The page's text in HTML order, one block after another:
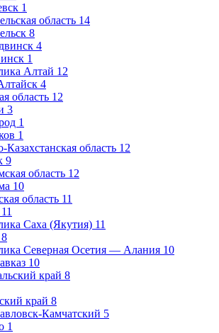
1
область 14
8
4
1
Алтай 12
4
область 12
3
1
1
Казахстанская область 12
9
область 12
10
область 11
11
Саха (Якутия) 11
8
Северная Осетия — Алания 10
10
край 8
край 8
Камчатский 5
1